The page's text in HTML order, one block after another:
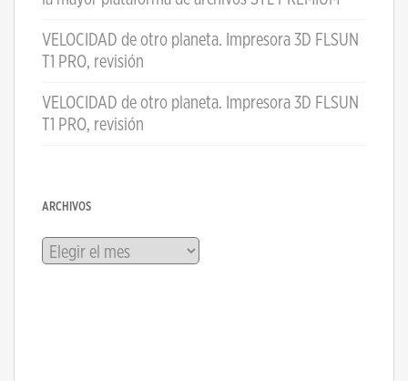
VELOCIDAD de otro planeta. Impresora 3D FLSUN
T1 PRO, revisión
VELOCIDAD de otro planeta. Impresora 3D FLSUN
T1 PRO, revisión
ARCHIVOS
Archivos